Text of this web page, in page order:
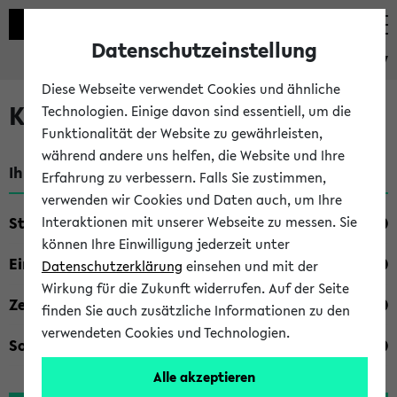
eKVV
Kombisuche im eKVV
Ihre Suchkriterien:
Studienfach
Einrichtung
Zeiten
Sonstiges
Datenschutzeinstellung
Diese Webseite verwendet Cookies und ähnliche
Technologien. Einige davon sind essentiell, um die
Funktionalität der Website zu gewährleisten,
während andere uns helfen, die Website und Ihre
Erfahrung zu verbessern. Falls Sie zustimmen,
verwenden wir Cookies und Daten auch, um Ihre
Interaktionen mit unserer Webseite zu messen. Sie
können Ihre Einwilligung jederzeit unter
Datenschutzerklärung einsehen und mit der
Wirkung für die Zukunft widerrufen. Auf der Seite
finden Sie auch zusätzliche Informationen zu den
verwendeten Cookies und Technologien.
Alle akzeptieren